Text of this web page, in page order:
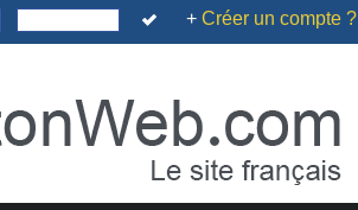
+ Créer un compte ?